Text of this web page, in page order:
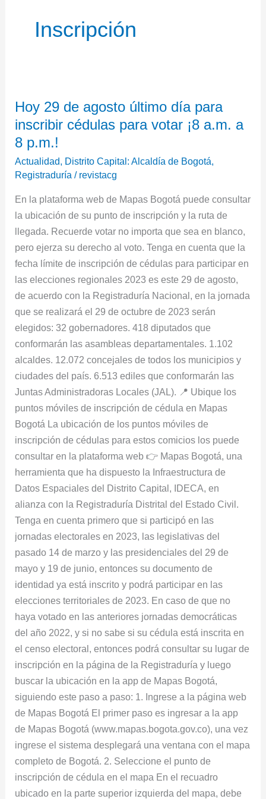
Inscripción
Hoy 29 de agosto último día para
inscribir cédulas para votar ¡8 a.m. a
8 p.m.!
Actualidad, Distrito Capital: Alcaldía de Bogotá,
Registraduría / revistacg
En la plataforma web de Mapas Bogotá puede consultar
la ubicación de su punto de inscripción y la ruta de
llegada. Recuerde votar no importa que sea en blanco,
pero ejerza su derecho al voto. Tenga en cuenta que la
fecha límite de inscripción de cédulas para participar en
las elecciones regionales 2023 es este 29 de agosto,
de acuerdo con la Registraduría Nacional, en la jornada
que se realizará el 29 de octubre de 2023 serán
elegidos: 32 gobernadores. 418 diputados que
conformarán las asambleas departamentales. 1.102
alcaldes. 12.072 concejales de todos los municipios y
ciudades del país. 6.513 ediles que conformarán las
Juntas Administradoras Locales (JAL). 📍 Ubique los
puntos móviles de inscripción de cédula en Mapas
Bogotá La ubicación de los puntos móviles de
inscripción de cédulas para estos comicios los puede
consultar en la plataforma web 👉 Mapas Bogotá, una
herramienta que ha dispuesto la Infraestructura de
Datos Espaciales del Distrito Capital, IDECA, en
alianza con la Registraduría Distrital del Estado Civil.
Tenga en cuenta primero que si participó en las
jornadas electorales en 2023, las legislativas del
pasado 14 de marzo y las presidenciales del 29 de
mayo y 19 de junio, entonces su documento de
identidad ya está inscrito y podrá participar en las
elecciones territoriales de 2023. En caso de que no
haya votado en las anteriores jornadas democráticas
del año 2022, y si no sabe si su cédula está inscrita en
el censo electoral, entonces podrá consultar su lugar de
inscripción en la página de la Registraduría y luego
buscar la ubicación en la app de Mapas Bogotá,
siguiendo este paso a paso: 1. Ingrese a la página web
de Mapas Bogotá El primer paso es ingresar a la app
de Mapas Bogotá (www.mapas.bogota.gov.co), una vez
ingrese el sistema desplegará una ventana con el mapa
completo de Bogotá. 2. Seleccione el punto de
inscripción de cédula en el mapa En el recuadro
ubicado en la parte superior izquierda del mapa, debe
29
de
agosto
día
inscribir
cédulas
para
votar
¡8
a.m.
a
8
p.m.!